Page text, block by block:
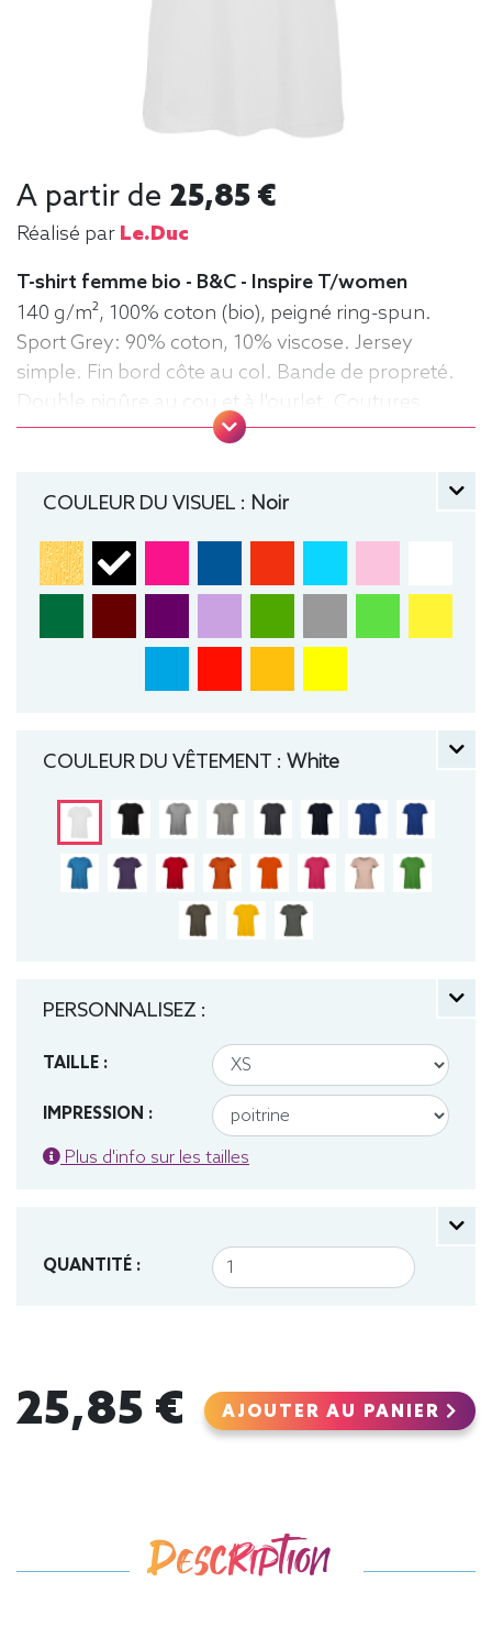
A partir de 25,85 €
Réalisé par Le.duc
T-shirt femme bio - B&C - Inspire T/women
140 g/m², 100% coton (bio), peigné ring-spun.
Sport Grey: 90% coton, 10% viscose. Jersey
simple. Fin bord côte au col. Bande de propreté.
Double piqûre au cou et à l'ourlet. Coutures
latérales. Surface très lisse. Tee-shirt,
Organic, B&C
COULEUR DU VISUEL : Noir
COULEUR DU VÊTEMENT : White
PERSONNALISEZ :
TAILLE :
IMPRESSION :
Plus d'info sur les tailles
QUANTITÉ :
25,85 € AJOUTER AU PANIER
Description